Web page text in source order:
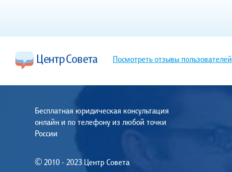
Посмотреть отзывы пользователей
Бесплатная юридическая консультация
онлайн и по телефону из любой точки
России
© 2010 - 2023 Центр Совета